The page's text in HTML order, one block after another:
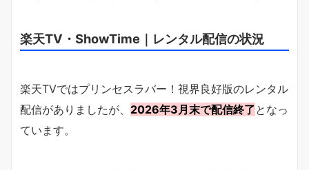
楽天TV・ShowTime｜レンタル配信の状況
楽天TVではプリンセスラバー！視界良好版のレンタル
配信がありましたが、 2026年3月末で配信終了となっ
ています。